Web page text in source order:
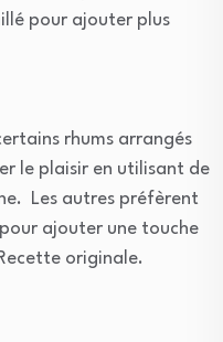
pour ajouter plus
rhums arrangés
le plaisir en utilisant de
Les autres préfèrent
ajouter une touche
originale.